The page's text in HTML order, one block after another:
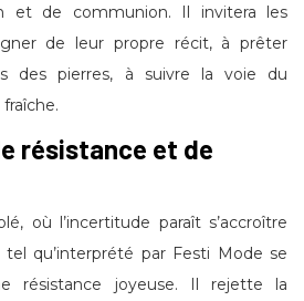
et de communion. Il invitera les
de leur propre récit, à prêter
des pierres, à suivre la voie du
résistance et de
où l’incertitude paraît s’accroître
tel qu’interprété par Festi Mode se
résistance joyeuse. Il rejette la